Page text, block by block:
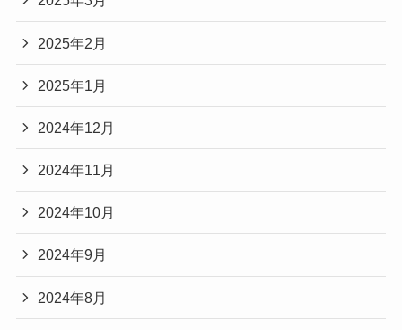
2025年2月
2025年1月
2024年12月
2024年11月
2024年10月
2024年9月
2024年8月